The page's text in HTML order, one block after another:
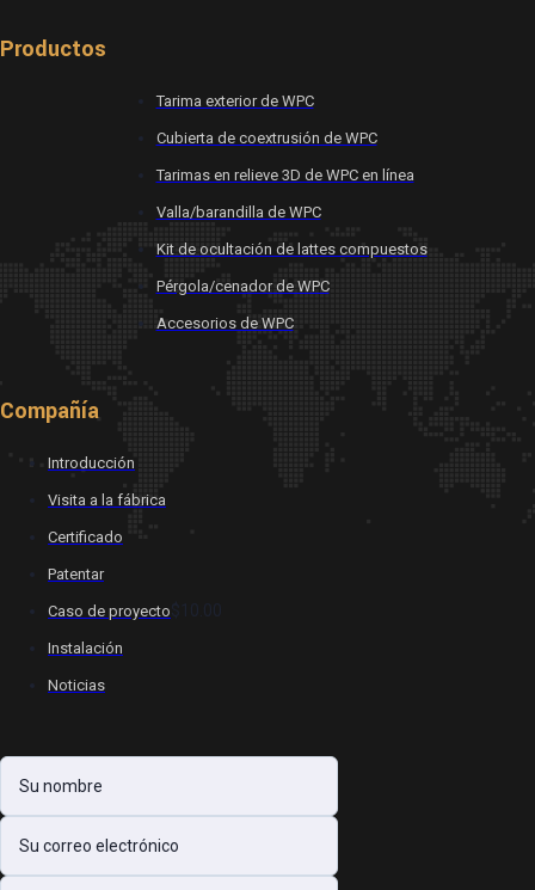
Productos
Tarima exterior de WPC
Cubierta de coextrusión de WPC
Tarimas en relieve 3D de WPC en línea
Valla/barandilla de WPC
Kit de ocultación de lattes compuestos
Pérgola/cenador de WPC
Accesorios de WPC
Compañía
Introducción
Visita a la fábrica
Certificado
Patentar
Caso de proyecto$10.00
Instalación
Noticias